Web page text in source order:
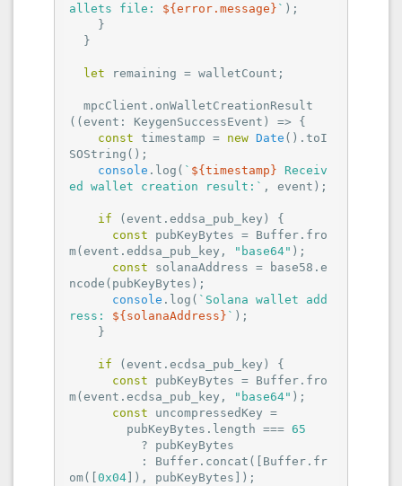
allets file: ${error.message} ` );
let remaining = walletCount;
( (event: KeygenSuccessEvent ) => {
const timestamp = new Date ().toI
SOString();
console .log( ` ${timestamp} Receiv
ed wallet creation result:` , event);
if (event.eddsa_pub_key) {
const pubKeyBytes = Buffer.fro
m(event.eddsa_pub_key,
"base64" );
const solanaAddress = base58.e
ncode(pubKeyBytes);
console .log( `Solana wallet add
ress: ${solanaAddress} ` );
if (event.ecdsa_pub_key) {
const pubKeyBytes = Buffer.fro
m(event.ecdsa_pub_key,
"base64" );
const uncompressedKey =
        pubKeyBytes.length ===
65
om([0x04]), pubKeyBytes]);